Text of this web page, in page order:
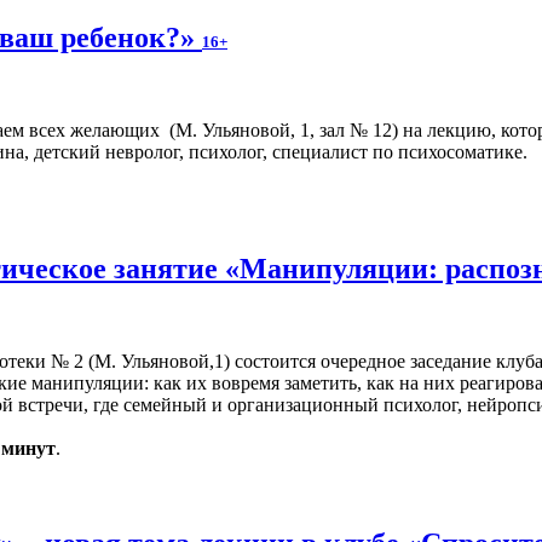
ребенок?» 16+
всех желающих (М. Ульяновой, 1, зал № 12) на лекцию,
детский невролог, психолог, специалист по психосоматике.
занятие «Манипуляции:
№ 2 (М. Ульяновой,1) состоится очередное заседание
манипуляции: как их вовремя заметить, как на них
где семейный и организационный психолог,
минут.